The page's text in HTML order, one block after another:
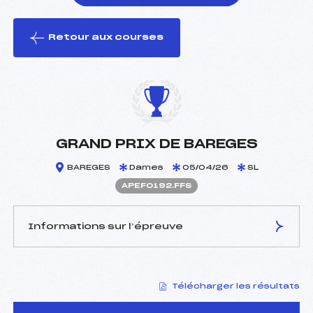
le ski
Retour aux courses
GRAND PRIX DE BAREGES
BAREGES Dames 05/04/26 SL
APEF0192.FFS
Informations sur l’épreuve
PUJO JEAN-LOUIS (PE)
Arbitre :
SALLY ROBIN (PE)
Télécharger les résultats